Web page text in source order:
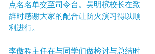
点名名单交至司令台。吴明槟校长在致
辞时感谢大家的配合让防火演习得以顺
利进行。
李傲程主任在与同学们做检讨与总结时